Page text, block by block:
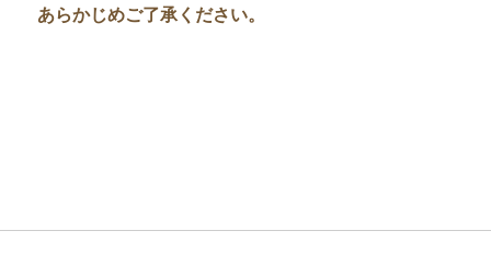
あらかじめご了承ください。